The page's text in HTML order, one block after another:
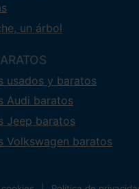
un árbol
usados y baratos
Audi baratos
Jeep baratos
Volkswagen baratos